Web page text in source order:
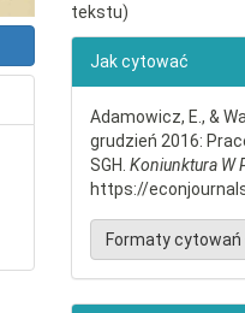
tekstu)
Jak cytować
Adamowicz, E., &
grudzień 2016:
SGH.Koniunktura W
https://
Formaty cytowań